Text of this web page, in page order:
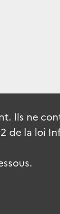
Ils ne
de la loi